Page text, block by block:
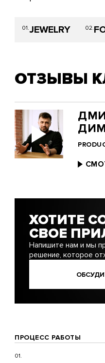
01.JEWELRY 02.
ОТЗЫВЫ
ХОТИТЕ
СВОЕ
Напишите нам и мы
решение, которое
ПРОЦЕСС РАБОТЫ
01.